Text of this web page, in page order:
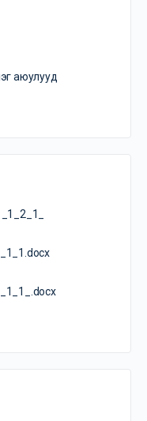
аюулууд